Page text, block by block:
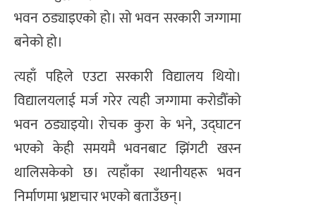
भवन ठड्याइएको हो। सो भवन सरकारी जग्गामा
बनेको हो।
त्यहाँ पहिले एउटा सरकारी विद्यालय थियो।
विद्यालयलाई मर्ज गरेर त्यही जग्गामा करोडौँको
भवन ठड्याइयो। रोचक कुरा के भने, उद्घाटन
भएको केही समयमै भवनबाट झिंगटी खस्न
थालिसकेको छ। त्यहाँका स्थानीयहरू भवन
निर्माणमा भ्रष्टाचार भएको बताउँछन्।